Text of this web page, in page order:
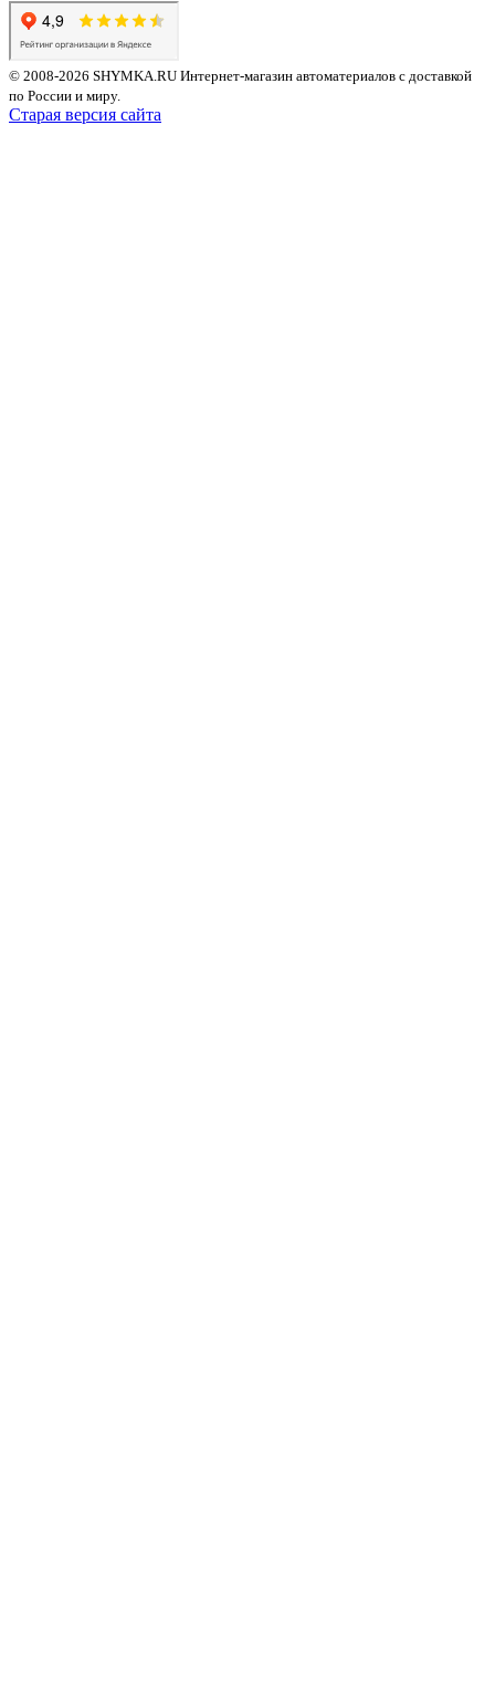
© 2008-2026 SHYMKA.RU Интернет-магазин автоматериалов с доставкой
по России и миру.
Старая версия сайта